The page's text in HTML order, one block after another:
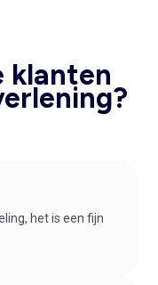
klanten
het is een fijn